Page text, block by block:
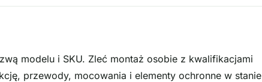
modelu i SKU. Zleć montaż osobie z kwalifikacjami
przewody, mocowania i elementy ochronne w stanie